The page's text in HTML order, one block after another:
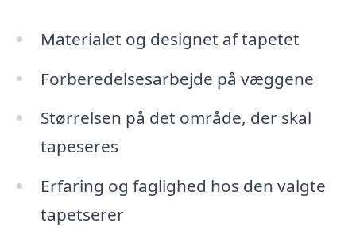
Materialet og designet af tapetet
Forberedelsesarbejde på væggene
Størrelsen på det område, der skal
tapeseres
Erfaring og faglighed hos den valgte
tapetserer